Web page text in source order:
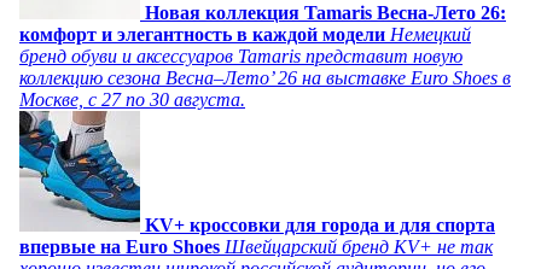
Новая коллекция Tamaris Весна-Лето 26:
комфорт и элегантность в каждой модели Немецкий
бренд обуви и аксессуаров Tamaris представит новую
коллекцию сезона Весна–Лето’ 26 на выставке Euro Shoes в
Москве, с 27 по 30 августа.
KV+ кроссовки для города и для спорта
впервые на Euro Shoes Швейцарский бренд KV+ не так